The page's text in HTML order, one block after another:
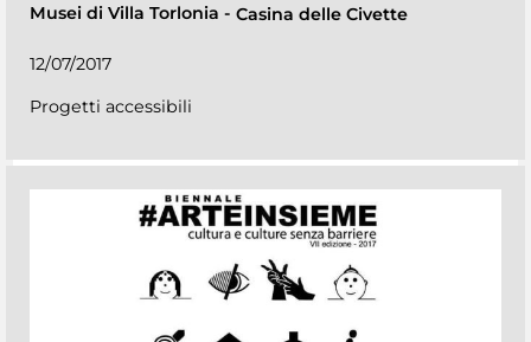
Musei di Villa Torlonia - Casina delle Civette
12/07/2017
Progetti accessibili